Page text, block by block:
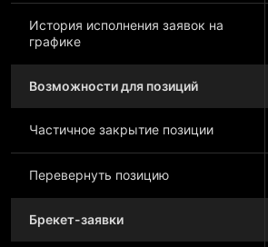
История исполнения заявок на
графике
Возможности для позиций
Частичное закрытие позиции
Перевернуть позицию
Брекет-заявки